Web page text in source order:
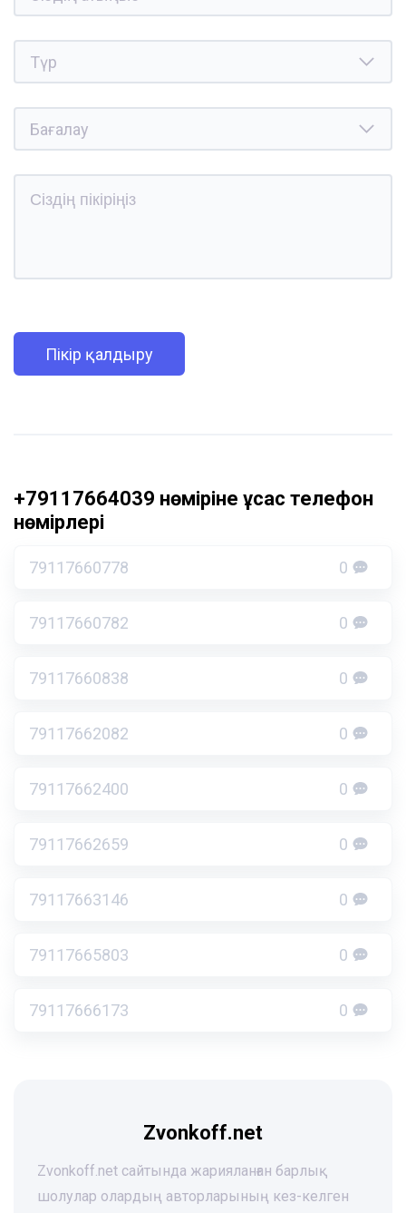
Пікір қалдыру
+79117664039 нөміріне ұқсас телефон
нөмірлері
79117660778 0
79117660782 0
79117660838 0
79117662082 0
79117662400 0
79117662659 0
79117663146 0
79117665803 0
79117666173 0
Zvonkoff.net
Zvonkoff.net сайтында жарияланған барлық
шолулар олардың авторларының кез-келген